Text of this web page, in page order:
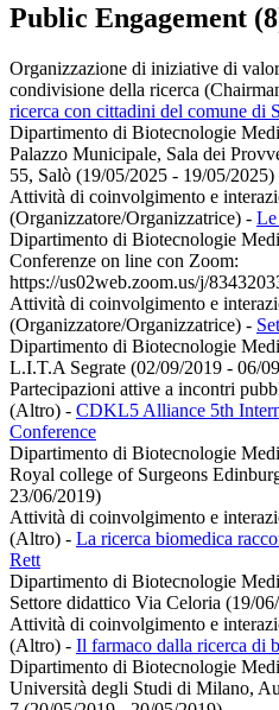
Public Engagement
Organizzazione di iniziative di
condivisione della ricerca
ricerca con cittadini del comune di
Dipartimento di Biotecnologie
Palazzo Municipale, Sala dei
55, Salò (19/05/2025 - 19/05/2025)
Attività di coinvolgimento e
(Organizzatore/Organizzatrice) - Le
Dipartimento di Biotecnologie
Conferenze on line con Zoom:
https://us02web.zoom.us/j/
Attività di coinvolgimento e
(Organizzatore/Organizzatrice) -
Dipartimento di Biotecnologie
L.I.T.A Segrate (02/09/2019 - 06/
Partecipazioni attive a incontri
(Altro) - CDKL5 Alliance 5th
Conference
Dipartimento di Biotecnologie
Royal college of Surgeons
23/06/2019)
Attività di coinvolgimento e
(Altro) - La ricerca biomedica
Rett
Dipartimento di Biotecnologie
Settore didattico Via Celoria (19/
Attività di coinvolgimento e
(Altro) - Il farmaco dalla ricerca di
Dipartimento di Biotecnologie
Università degli Studi di Milano,